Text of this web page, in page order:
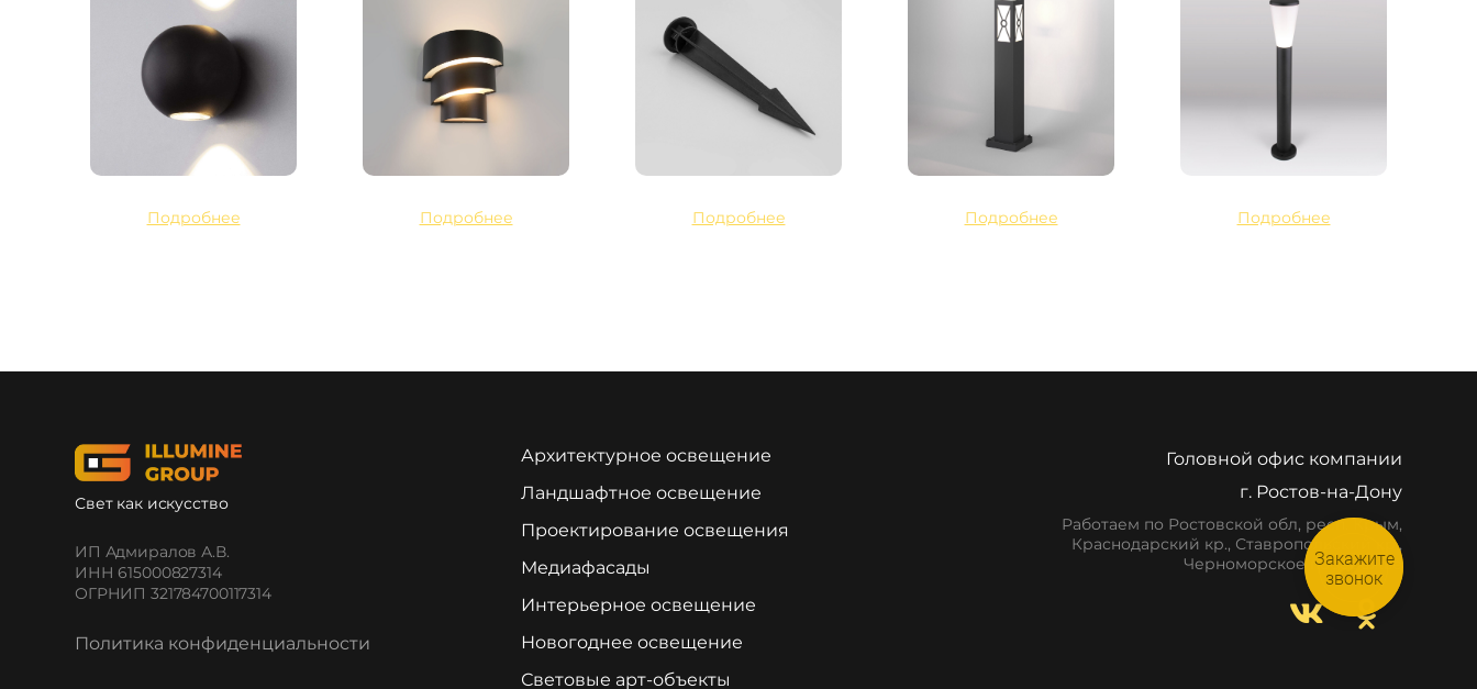
Подробнее Подробнее Подробнее Подробнее Подробнее
Свет как искусство
ИП Адмиралов А.В.
ИНН 615000827314
ОГРНИП 321784700117314
Политика конфиденциальности
Архитектурное освещение
Ландшафтное освещение
Проектирование освещения
Медиафасады
Интерьерное освещение
Новогоднее освещение
Световые арт-объекты
Головной офис компании
г. Ростов-на-Дону
Работаем по Ростовской обл, респ. Крым,
Краснодарский кр., Ставропольский кр.,
Черноморское побережье
Закажите
звонок